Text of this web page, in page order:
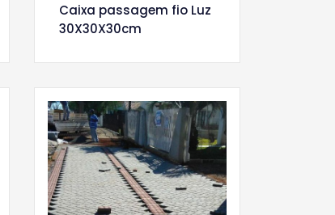
Caixa passagem fio Luz
30X30X30cm